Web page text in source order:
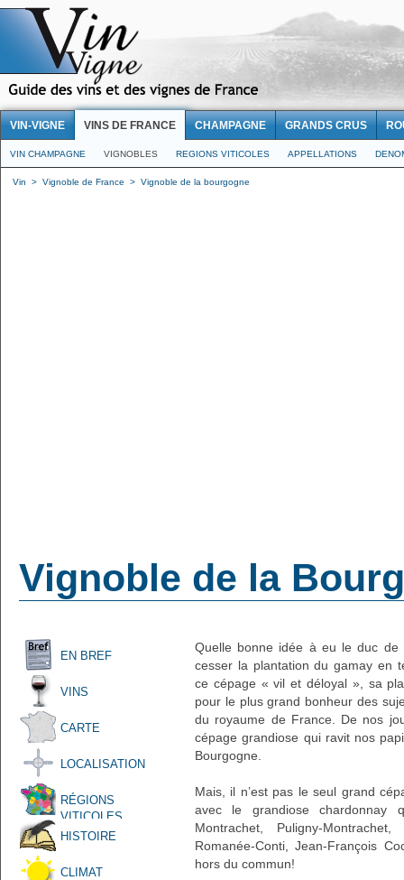
VIN-VIGNE VINS DE FRANCE CHAMPAGNE GRANDS CRUS
VIN CHAMPAGNE VIGNOBLES REGIONS VITICOLES APPELLATIONS
Vin > Vignoble de France > Vignoble de la bourgogne
Vignoble de la
EN BREF
VINS
CARTE
LOCALISATION
RÉGIONS
VITICOLES
HISTOIRE
CLIMAT
Quelle bonne idée à eu le duc de
cesser la plantation du gamay en
ce cépage « vil et déloyal », sa
pour le plus grand bonheur des
du royaume de France. De nos
cépage grandiose qui ravit nos
Bourgogne.
Mais, il n’est pas le seul grand
avec le grandiose chardonnay
Montrachet, Puligny-
Romanée-Conti, Jean-François
hors du commun!